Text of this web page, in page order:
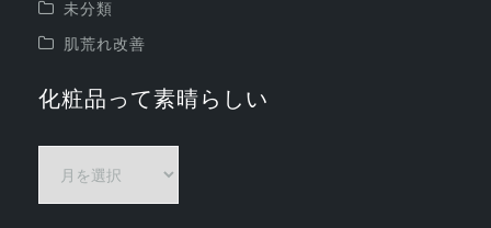
未分類
肌荒れ改善
化粧品って素晴らしい